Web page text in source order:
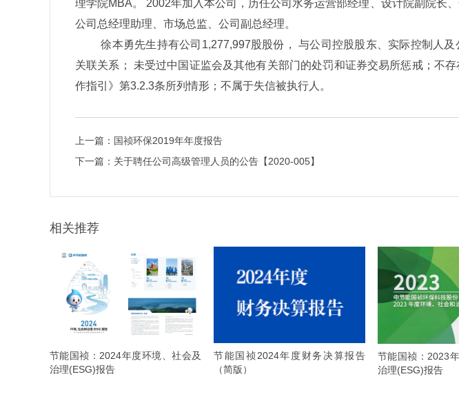
理学院MBA。 2002年加入本公司，历任公司水务运营部经理、设计院副院长
公司总经理助理、市场总监、公司副总经理。
徐本勇先生持有公司 1,277,997 股股份， 与公司控股股东、实际控制人
关联关系； 未受过中国证监会及其他有关部门的处罚和证券交易所惩戒；不
作指引》第3.2.3条所列情形；不属于失信被执行人。
上一篇： 国祯环保2019年年度报告
下一篇： 关于聘任公司高级管理人员的公告【2020-005】
相关推荐
节能国祯：2024年度环境、社会及
治理(ESG)报告
节能国祯2024年度财务决算报告
（简版）
节能国祯：2023
治理(ESG)报告